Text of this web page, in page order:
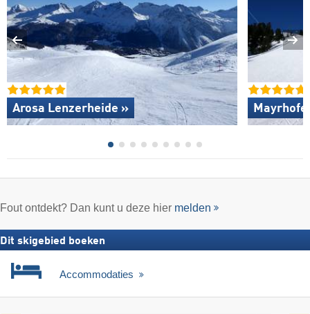
Arosa Lenzerheide »
Fout ontdekt? Dan kunt u deze hier melden
Dit skigebied boeken
Accommodaties